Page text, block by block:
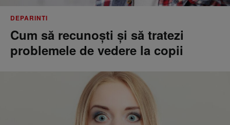
DEPARINTI
Cum să recunoști și să tratezi
problemele de vedere la copii